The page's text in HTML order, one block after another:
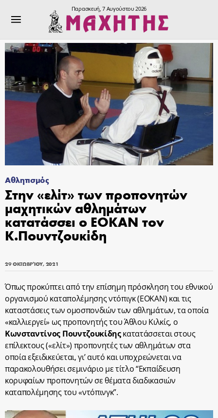
Παρασκευή, 7 Αυγούστου 2026
Αθλητισμός
Στην «ελίτ» των προπονητών
μαχητικών αθλημάτων
κατατάσσει ο ΕΟΚΑΝ τον
Κ.Πουντζουκίδη
29 ΟΚΤΩΒΡΊΟΥ, 2021
Όπως προκύπτει από την επίσημη πρόσκληση του εθνικού
οργανισμού καταπολέμησης ντόπιγκ (ΕΟΚΑΝ) και τις
καταστάσεις των ομοσπονδιών των αθλημάτων, τα οποία
«καλλιεργεί» ως προπονητής του Άθλου Κιλκίς, ο
Κωνσταντίνος Πουντζουκίδηςκατατάσσεται στους
επίλεκτους («ελίτ») προπονητές των αθλημάτων στα
οποία εξειδικεύεται, γι’ αυτό και υποχρεώνεται να
παρακολουθήσει σεμινάριο με τίτλο “Εκπαίδευση
κορυφαίων προπονητών σε θέματα διαδικασιών
καταπολέμησης του «ντόπινγκ”.